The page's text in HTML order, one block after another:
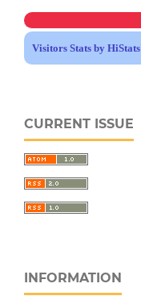
Visitors Stats by HiStats
CURRENT ISSUE
INFORMATION